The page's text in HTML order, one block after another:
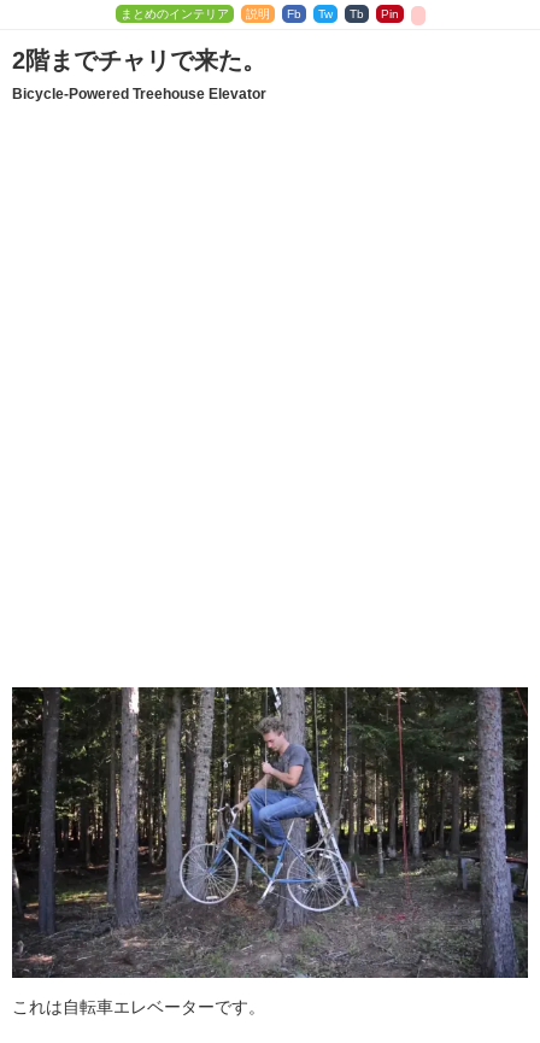
まとめのインテリア 説明 Fb Tw Tb Pin
2階までチャリで来た。
Bicycle-Powered Treehouse Elevator
これは自転車エレベーターです。